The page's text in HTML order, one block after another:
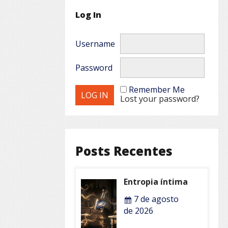
Log In
Username
Password
Remember Me
Lost your password?
Posts Recentes
Entropia íntima
7 de agosto
de 2026